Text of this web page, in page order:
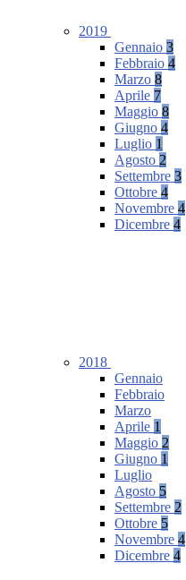
2019
Gennaio 3
Febbraio 4
Marzo 8
Aprile 7
Maggio 8
Giugno 4
Luglio 1
Agosto 2
Settembre 3
Ottobre 4
Novembre 4
Dicembre 4
2018
Gennaio
Febbraio
Marzo
Aprile 1
Maggio 2
Giugno 1
Luglio
Agosto 5
Settembre 2
Ottobre 5
Novembre 4
Dicembre 4